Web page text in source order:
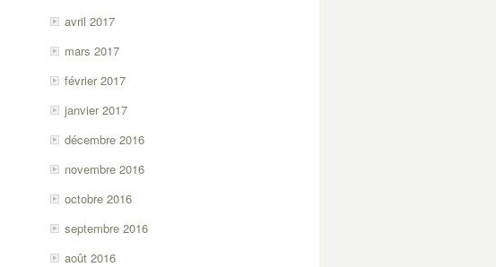
avril 2017
mars 2017
février 2017
janvier 2017
décembre 2016
novembre 2016
octobre 2016
septembre 2016
août 2016